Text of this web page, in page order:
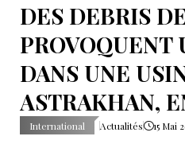
DES DEBRIS
PROVOQUENT
DANS UNE
ASTRAKHAN,
International Actualités 15 Mai